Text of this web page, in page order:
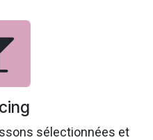
sélectionnées et